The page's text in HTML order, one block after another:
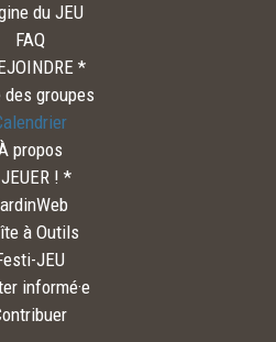
du JEU
FAQ
*
des groupes
propos
! *
à Outils
JEU
informé·e